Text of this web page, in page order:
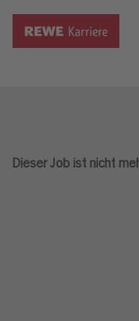
Dieser Job ist nicht